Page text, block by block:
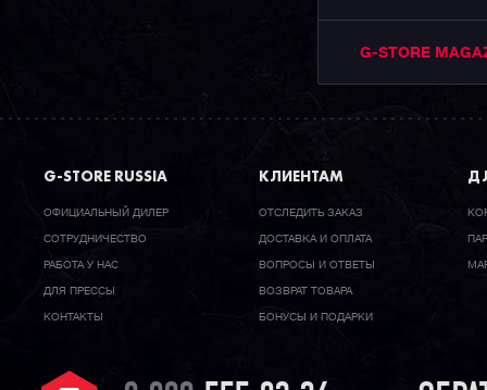
G-STORE
G-STORE RUSSIA
ОФИЦИАЛЬНЫЙ ДИЛЕР
CОТРУДНИЧЕСТВО
РАБОТА У НАС
ДЛЯ ПРЕССЫ
КОНТАКТЫ
КЛИЕНТАМ
ОТСЛЕДИТЬ ЗАКАЗ
ДОСТАВКА И ОПЛАТА
ВОПРОСЫ И ОТВЕТЫ
ВОЗВРАТ ТОВАРА
БОНУСЫ И ПОДАРКИ